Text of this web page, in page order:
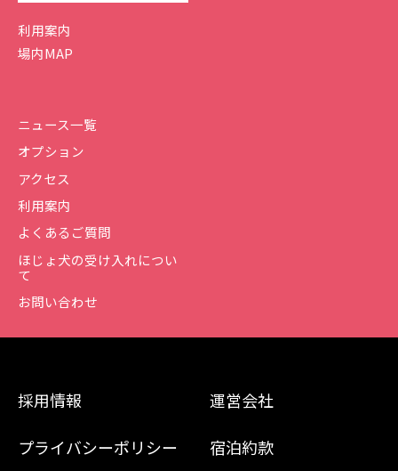
利用案内
場内MAP
ニュース一覧
オプション
アクセス
利用案内
よくあるご質問
ほじょ犬の受け入れについ
て
お問い合わせ
採用情報 運営会社
プライバシーポリシー 宿泊約款